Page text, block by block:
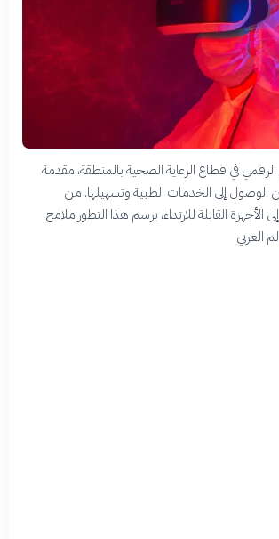
في قطاع الرعاية الصحية بالمنطقة، مقدمة
الوصول إلى الخدمات الطبية وتسهيلها. من
الأجهزة القابلة للارتداء، يرسم هذا التطور ملامح
العربي.